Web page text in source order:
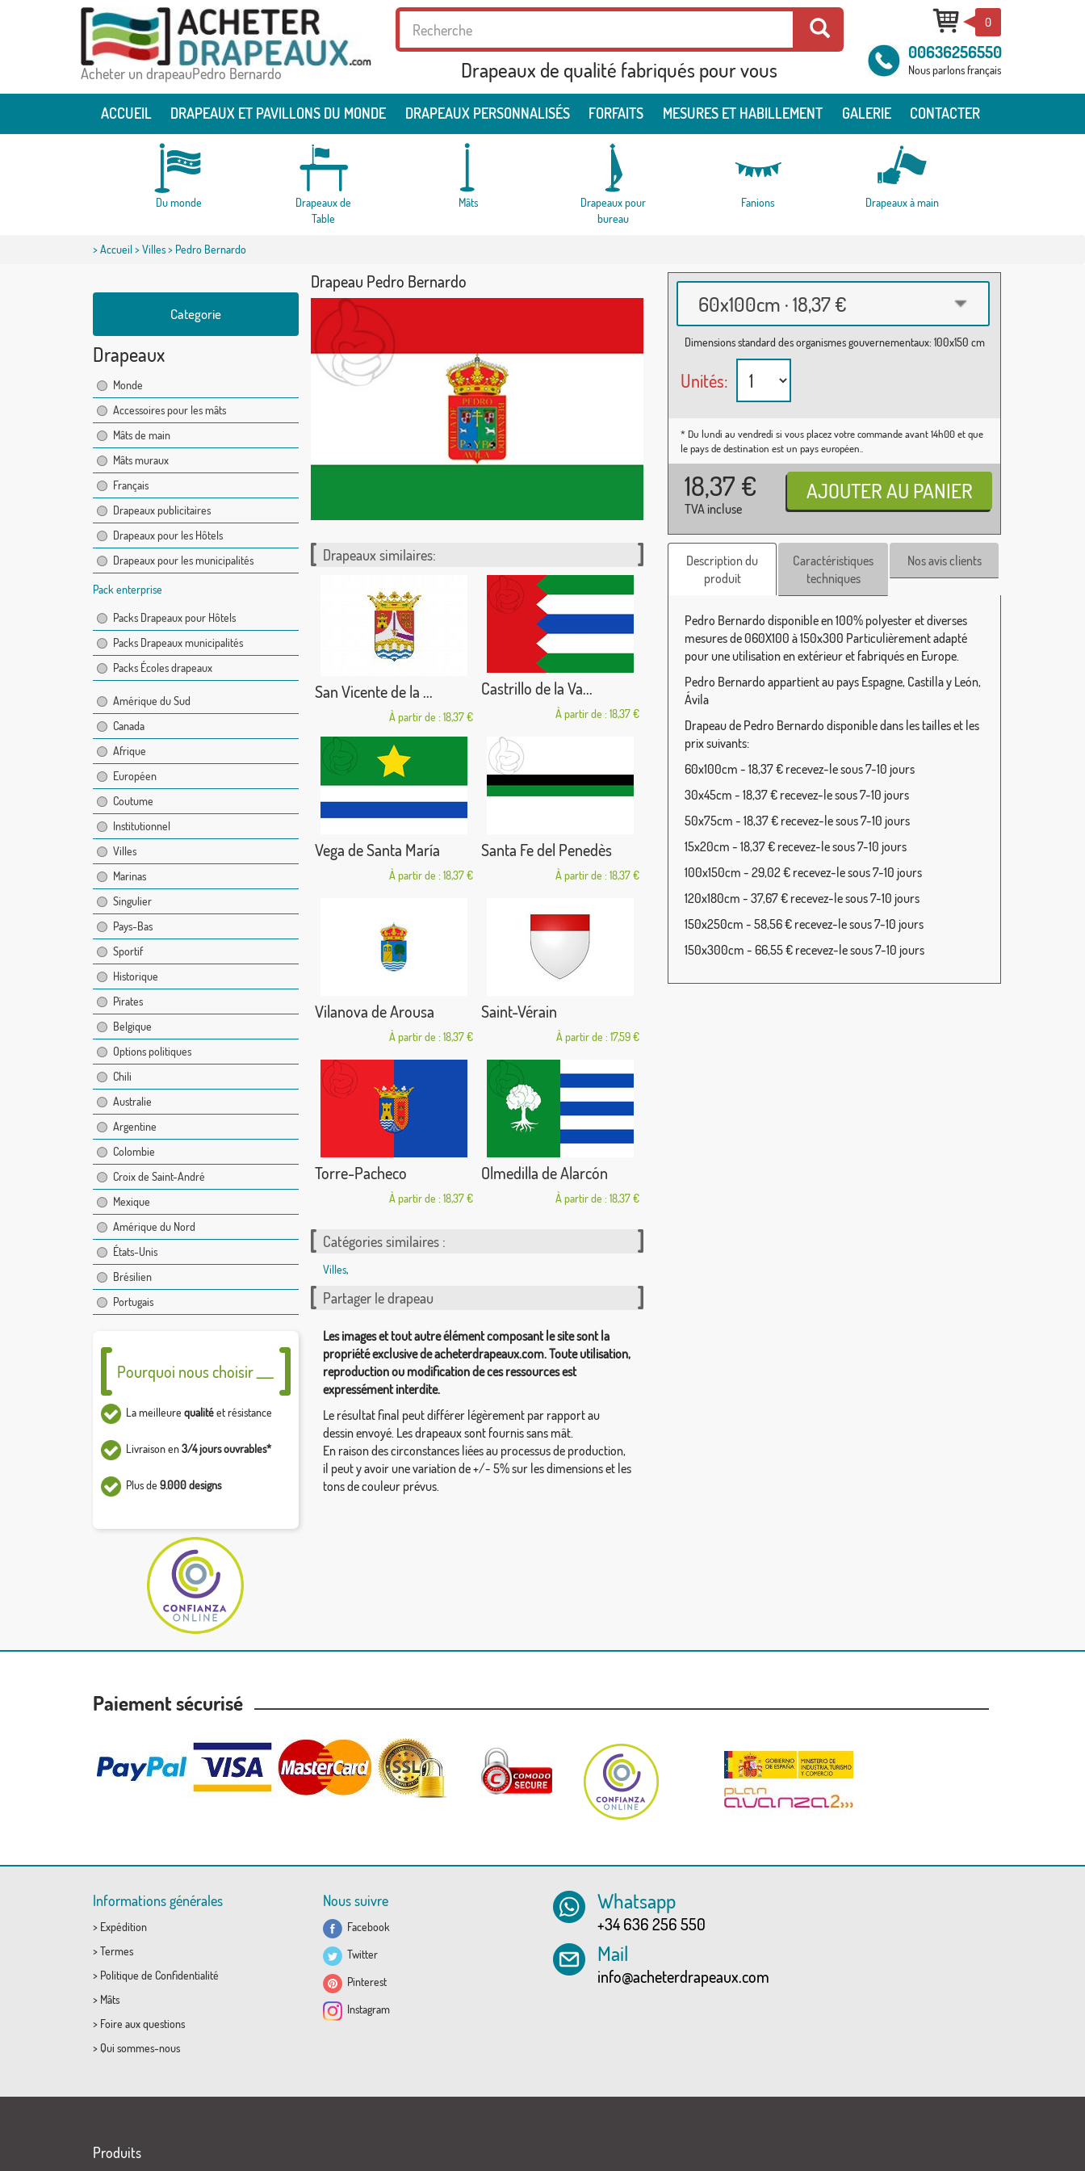
Acheter un drapeauPedro Bernardo Drapeaux de qualité fabriqués pour vous
0
00636256550
Nous parlons français
ACCUEIL DRAPEAUX ET PAVILLONS DU MONDE DRAPEAUX PERSONNALISÉS FORFAITS MESURES ET HABILLEMENT GALERIE CONTACTER
Du monde
Drapeaux de
Table
Mâts
Drapeaux pour
bureau
Fanions Drapeaux à main
>Accueil>Villes> Pedro Bernardo
Categorie
Drapeaux
Monde
Accessoires pour les mâts
Mâts de main
Mâts muraux
Français
Drapeaux publicitaires
Drapeaux pour les Hôtels
Drapeaux pour les municipalités
Pack enterprise
Packs Drapeaux pour Hôtels
Packs Drapeaux municipalités
Packs Écoles drapeaux
Amérique du Sud
Canada
Afrique
Européen
Coutume
Institutionnel
Villes
Marinas
Singulier
Pays-Bas
Sportif
Historique
Pirates
Belgique
Options politiques
Chili
Australie
Argentine
Colombie
Croix de Saint-André
Mexique
Amérique du Nord
États-Unis
Brésilien
Portugais
Pourquoi nous choisir ___
La meilleure qualitéet résistance
Livraison en3/4 jours ouvrables*
Plus de 9.000 designs
Drapeau Pedro Bernardo
60x100cm · 18,37 €
Dimensions standard des organismes gouvernementaux: 100x150 cm
Unités:
* Du lundi au vendredi si vous placez votre commande avant 14h00 et que
le pays de destination est un pays européen..
18,37 €
TVA incluse
Drapeaux similaires:
San Vicente de la ...
À partir de : 18,37 €
Castrillo de la Va...
À partir de : 18,37 €
Vega de Santa María
À partir de : 18,37 €
Santa Fe del Penedès
À partir de : 18,37 €
Vilanova de Arousa
À partir de : 18,37 €
Saint-Vérain
À partir de : 17,59 €
Torre-Pacheco
À partir de : 18,37 €
Olmedilla de Alarcón
À partir de : 18,37 €
Catégories similaires :
Villes,
Partager le drapeau
Les images et tout autre élément composant le site sont la
propriété exclusive de acheterdrapeaux.com. Toute utilisation,
reproduction ou modification de ces ressources est
expressément interdite.
Le résultat final peut différer légèrement par rapport au
dessin envoyé. Les drapeaux sont fournis sans mât.
En raison des circonstances liées au processus de production,
il peut y avoir une variation de +/- 5% sur les dimensions et les
tons de couleur prévus.
Description du
produit
Caractéristiques
techniques
Nos avis clients
Pedro Bernardo disponible en 100% polyester et diverses
mesures de 060X100 à 150x300 Particulièrement adapté
pour une utilisation en extérieur et fabriqués en Europe.
Pedro Bernardo appartient au pays Espagne, Castilla y León,
Ávila
Drapeau de Pedro Bernardo disponible dans les tailles et les
prix suivants:
60x100cm - 18,37 € recevez-le sous 7-10 jours
30x45cm - 18,37 € recevez-le sous 7-10 jours
50x75cm - 18,37 € recevez-le sous 7-10 jours
15x20cm - 18,37 € recevez-le sous 7-10 jours
100x150cm - 29,02 € recevez-le sous 7-10 jours
120x180cm - 37,67 € recevez-le sous 7-10 jours
150x250cm - 58,56 € recevez-le sous 7-10 jours
150x300cm - 66,55 € recevez-le sous 7-10 jours
Paiement sécurisé
Informations générales
> Expédition
> Termes
> Politique de Confidentialité
> Mâts
> Foire aux questions
> Qui sommes-nous
Nous suivre
Facebook
Twitter
Pinterest
Instagram
Whatsapp
+34 636 256 550
Mail
info@acheterdrapeaux.com
Produits